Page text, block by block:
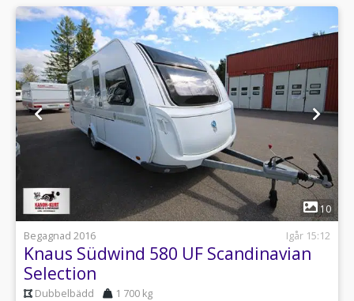
1
10
Begagnad 2016
Igår 15:12
Knaus Südwind 580 UF Scandinavian
Selection
Dubbelbädd 1 700 kg